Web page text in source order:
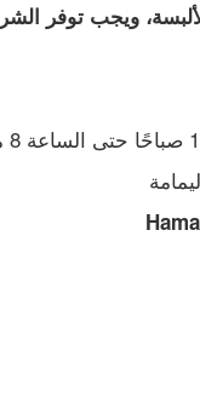
ويجب توفر